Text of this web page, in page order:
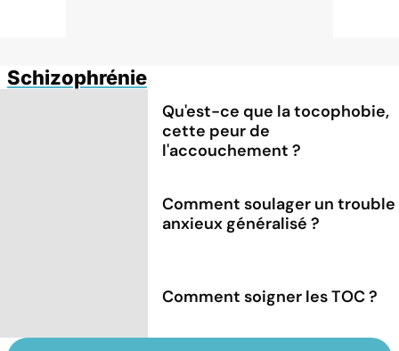
Schizophrénie
Qu'est-ce que la tocophobie,
cette peur de
l'accouchement ?
Comment soulager un trouble
anxieux généralisé ?
Comment soigner les TOC ?